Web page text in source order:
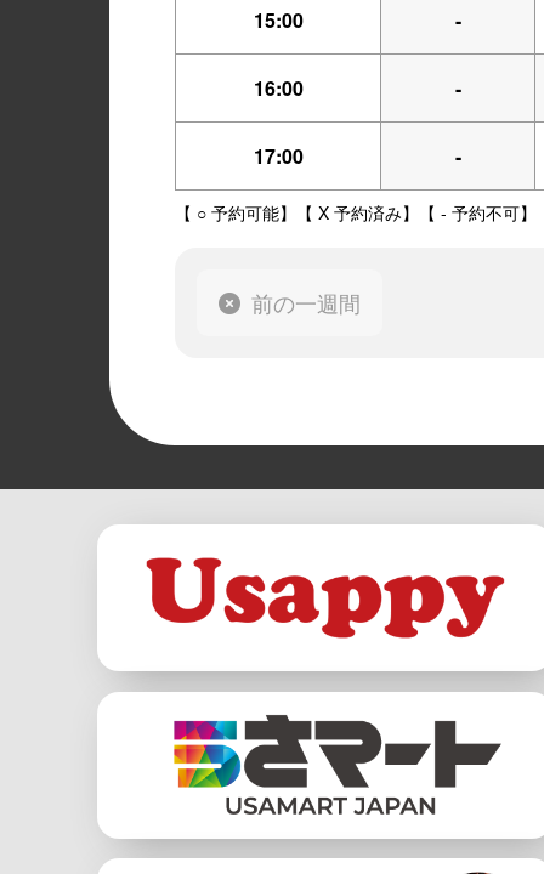
15:00 -
16:00 -
17:00 -
【 ○ 予約可能】【 X 予約済み】【 - 予約不可】
前の一週間